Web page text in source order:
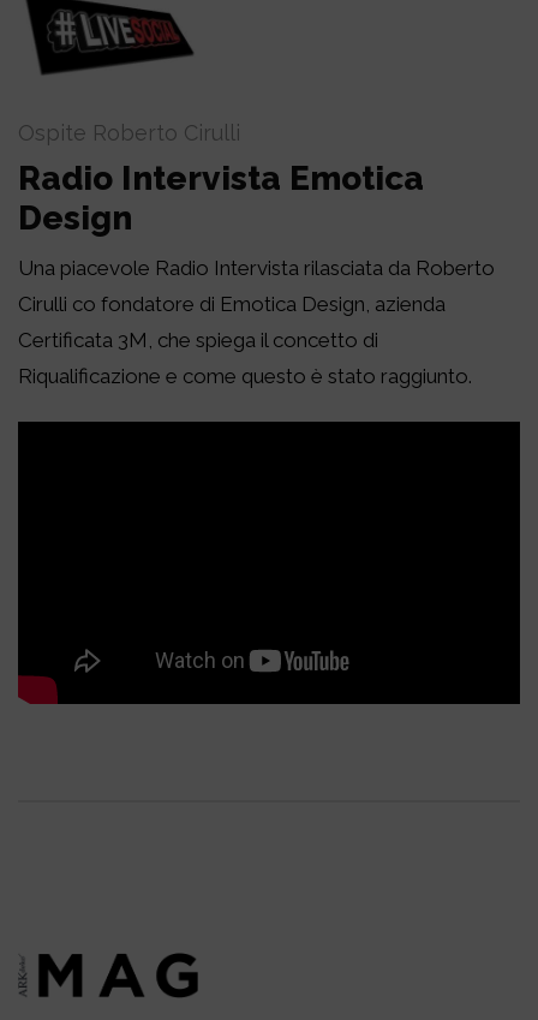
Ospite Roberto Cirulli
Radio Intervista Emotica
Design
Una piacevole Radio Intervista rilasciata da Roberto
Cirulli co fondatore di Emotica Design, azienda
Certificata 3M, che spiega il concetto di
Riqualificazione e come questo è stato raggiunto.